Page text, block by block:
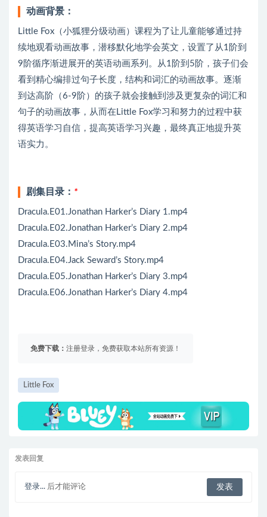
动画背景：
Little Fox（小狐狸分级动画）课程为了让儿童能够通过持
续地观看动画故事，潜移默化地学会英文，设置了从1阶到
9阶循序渐进展开的英语动画系列。从1阶到5阶，孩子们会
看到精心编排过句子长度，结构和词汇的动画故事。逐渐
到达高阶（6-9阶）的孩子就会接触到涉及更复杂的词汇和
句子的动画故事，从而在Little Fox学习和努力的过程中获
得英语学习自信，提高英语学习兴趣，最终真正地提升英
语实力。
剧集目录： *
Dracula.E01.Jonathan Harker’s Diary 1.mp4
Dracula.E02.Jonathan Harker’s Diary 2.mp4
Dracula.E03.Mina’s Story.mp4
Dracula.E04.Jack Seward’s Story.mp4
Dracula.E05.Jonathan Harker’s Diary 3.mp4
Dracula.E06.Jonathan Harker’s Diary 4.mp4
免费下载： 注册登录，免费获取本站所有资源！
Little Fox
发表回复
登录... 后才能评论